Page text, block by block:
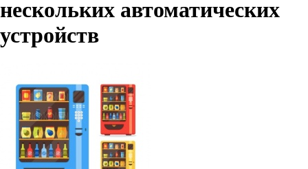
нескольких автоматических
устройств